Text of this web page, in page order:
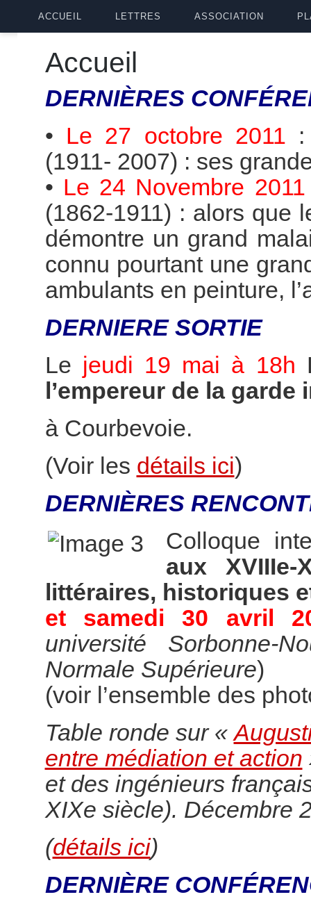
ACCUEIL LETTRES ASSOCIATION
Accueil
DERNIÈRES
• Le 27 octobre 2011
(1911- 2007) : ses
• Le 24 Novembre 2011
(1862-1911) : alors que
démontre un grand
connu pourtant une
ambulants en peinture,
DERNIERE SORTIE
Le jeudi 19 mai à 18h
l’empereur de la garde
à Courbevoie.
(Voir les détails ici)
DERNIÈRES
Colloque
aux
littéraires, historiques
et samedi 30 avril
université
Normale Supérieure)
(voir l’ensemble des
Table ronde sur «
entre médiation et action
et des ingénieurs
XIXe siècle). Décembre
(détails ici)
DERNIÈRE